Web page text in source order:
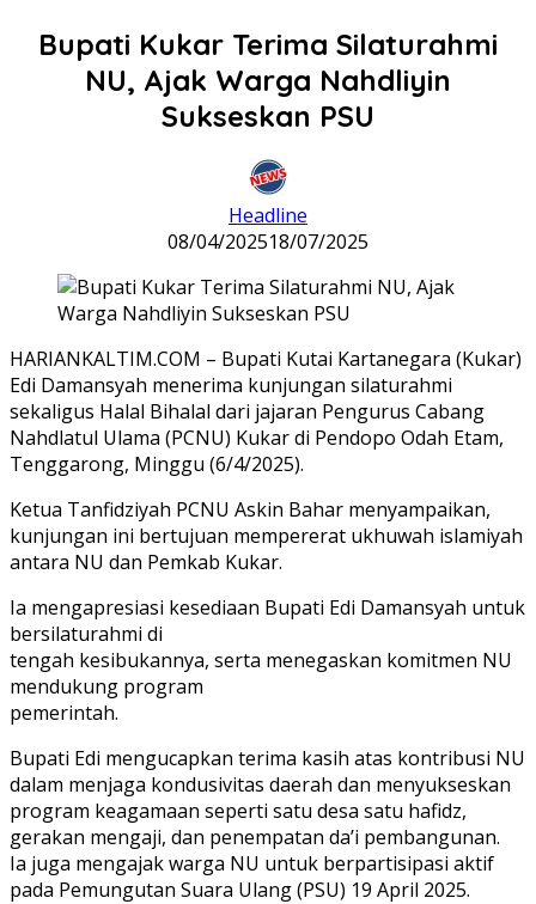
Bupati Kukar Terima Silaturahmi
NU, Ajak Warga Nahdliyin
Sukseskan PSU
Headline
08/04/202518/07/2025
HARIANKALTIM.COM – Bupati Kutai Kartanegara (Kukar)
Edi Damansyah menerima kunjungan silaturahmi
sekaligus Halal Bihalal dari jajaran Pengurus Cabang
Nahdlatul Ulama (PCNU) Kukar di Pendopo Odah Etam,
Tenggarong, Minggu (6/4/2025).
Ketua Tanfidziyah PCNU Askin Bahar menyampaikan,
kunjungan ini bertujuan mempererat ukhuwah islamiyah
antara NU dan Pemkab Kukar.
Ia mengapresiasi kesediaan Bupati Edi Damansyah untuk
bersilaturahmi di
tengah kesibukannya, serta menegaskan komitmen NU
mendukung program
pemerintah.
Bupati Edi mengucapkan terima kasih atas kontribusi NU
dalam menjaga kondusivitas daerah dan menyukseskan
program keagamaan seperti satu desa satu hafidz,
gerakan mengaji, dan penempatan da’i pembangunan.
Ia juga mengajak warga NU untuk berpartisipasi aktif
pada Pemungutan Suara Ulang (PSU) 19 April 2025.